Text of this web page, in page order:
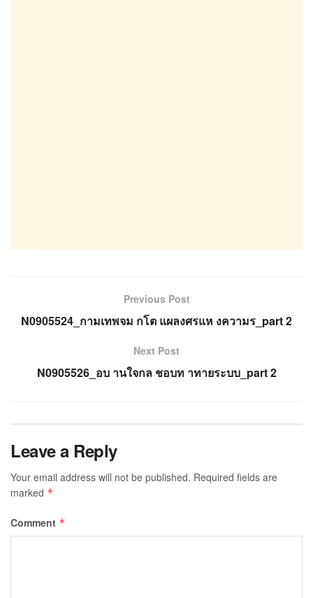
Previous Post
N0905524_กามเทพจม กโต แผลงศรแห งความร_part 2
Next Post
N0905526_อบ านใจกล ชอบท าทายระบบ_part 2
Leave a Reply
Your email address will not be published. Required fields are
marked *
Comment *